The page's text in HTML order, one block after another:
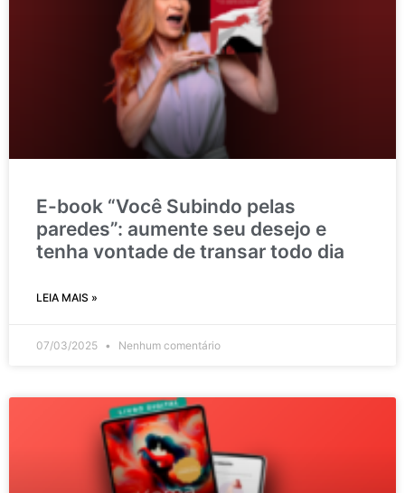
E-book “Você Subindo pelas
paredes”: aumente seu desejo e
tenha vontade de transar todo dia
LEIA MAIS »
07/03/2025 Nenhum comentário